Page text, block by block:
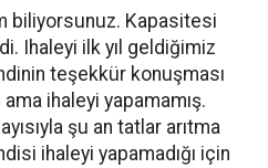
biliyorsunuz. Kapasitesi
Ihaleyi ilk yıl geldiğimiz
teşekkür konuşması
ihaleyi yapamamış.
şu an tatlar arıtma
ihaleyi yapamadığı için